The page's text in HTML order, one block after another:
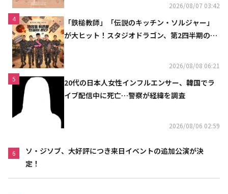
2026/08/07 03:42
4
「鉄槌教師」「伝説のキッチン・ソルジャー」
が大ヒット！スタジオドラゴン、第2四半期の売
2026/08/08 06:21
5
20代の日本人女性インフルエンサー、韓国でラ
イブ配信中に死亡…警察が経緯を調査
2026/08/06 02:59
6
ソ・ジソブ、大好評につき来日イベントの追加公演が決
定！